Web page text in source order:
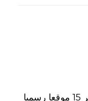
احصل على عقد عمل في كندا عبر 15 موقعا رسميا